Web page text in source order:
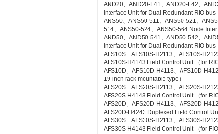
AND20、AND20-F41、AND20-F42、
Interface Unit for Dual-Redundant RIO
ANS50、ANS50-511、ANS50-521、
514、ANS50-524、ANS50-564 Node
AND50、AND50-541、AND50-542、
Interface Unit for Dual-Redundant RIO
AFS10S、AFS10S-H2113、AFS10S-
AFS10S-H4143 Field Control Unit （for
AFS10D、AFS10D-H4113、AFS10D-
19-inch rack mountable type）
AFS20S、AFS20S-H2113、AFS20S-
AFS20S-H4143 Field Control Unit （for
AFS20D、AFS20D-H4113、AFS20D-
AFS20D-H4243 Duplexed Field Control
AFS30S、AFS30S-H2113、AFS30S-
AFS30S-H4143 Field Control Unit （for